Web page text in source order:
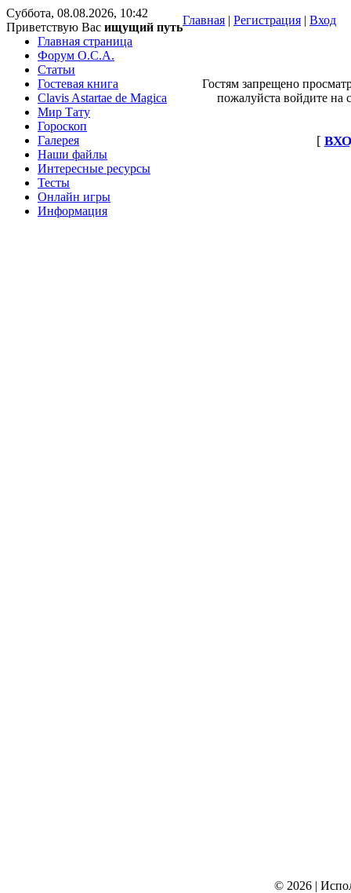
Суббота, 08.08.2026, 10:42
Приветствую Вас ищущий путь
Главная | Регистрация | Вход
Главная страница
Форум O.C.A.
Статьи
Гостевая книга
Clavis Astartae de Magica
Мир Тату
Гороскоп
Галерея
Наши файлы
Интересные ресурсы
Тесты
Онлайн игры
Информация
Гостям запрещено
пожалуйста войдите на
[
© 2026|